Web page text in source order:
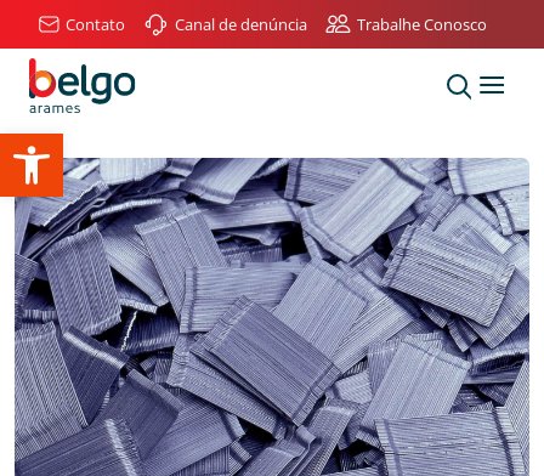
Abrir a barra de ferramentas
Contato Canal de denúncia Trabalhe Conosco